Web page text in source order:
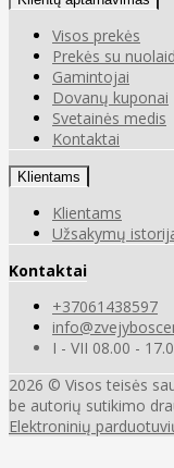
Visos prekės
Prekės su
Gamintojai
Dovanų kuponai
Svetainės medis
Kontaktai
Klientams
Klientams
Užsakymų
Kontaktai
+37061438597
I - VII 08.00 -
2026 © Visos teisės
be autorių sutikimo
Elektroninių